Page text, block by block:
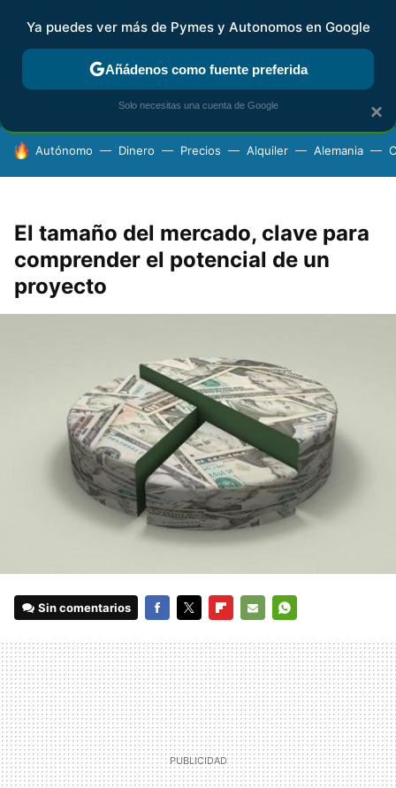
FISCALIDAD Y CONTABILIDAD KIT DIGITAL RENTA
HOY SE HABLA DE
Autónomo Dinero Precios Alquiler Alemania
El tamaño del mercado, clave para
comprender el potencial de un
proyecto
Sin comentarios
MAIL
×
Ya puedes ver más de Pymes y Autonomos en Google
Añádenos como fuente preferida
Solo necesitas una cuenta de Google